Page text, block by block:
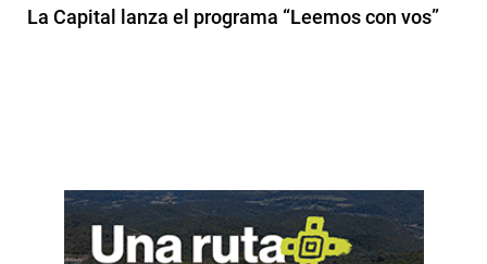
La Capital lanza el programa “Leemos con vos”